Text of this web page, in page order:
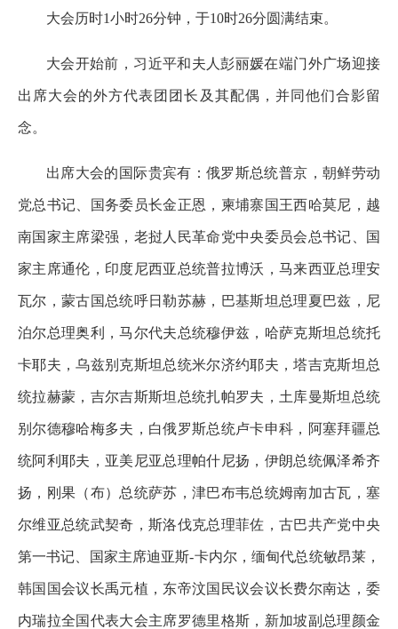
大会历时1小时26分钟，于10时26分圆满结束。
大会开始前，习近平和夫人彭丽媛在端门外广场迎接
出席大会的外方代表团团长及其配偶，并同他们合影留
念。
出席大会的国际贵宾有：俄罗斯总统普京，朝鲜劳动
党总书记、国务委员长金正恩，柬埔寨国王西哈莫尼，越
南国家主席梁强，老挝人民革命党中央委员会总书记、国
家主席通伦，印度尼西亚总统普拉博沃，马来西亚总理安
瓦尔，蒙古国总统呼日勒苏赫，巴基斯坦总理夏巴兹，尼
泊尔总理奥利，马尔代夫总统穆伊兹，哈萨克斯坦总统托
卡耶夫，乌兹别克斯坦总统米尔济约耶夫，塔吉克斯坦总
统拉赫蒙，吉尔吉斯斯坦总统扎帕罗夫，土库曼斯坦总统
别尔德穆哈梅多夫，白俄罗斯总统卢卡申科，阿塞拜疆总
统阿利耶夫，亚美尼亚总理帕什尼扬，伊朗总统佩泽希齐
扬，刚果（布）总统萨苏，津巴布韦总统姆南加古瓦，塞
尔维亚总统武契奇，斯洛伐克总理菲佐，古巴共产党中央
第一书记、国家主席迪亚斯-卡内尔，缅甸代总统敏昂莱，
韩国国会议长禹元植，东帝汶国民议会议长费尔南达，委
内瑞拉全国代表大会主席罗德里格斯，新加坡副总理颜金